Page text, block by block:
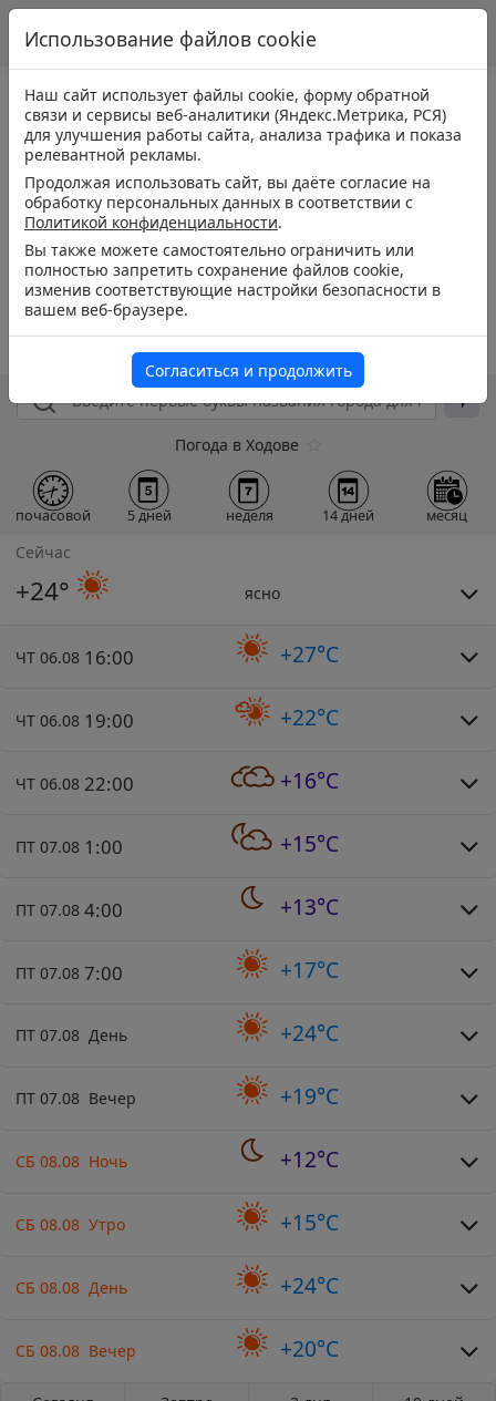
Погода в Ходове
почасовой 5 дней неделя 14 дней месяц
Сейчас
+24° ясно
ЧТ 06.08 16:00 +27°C
ЧТ 06.08 19:00 +22°C
ЧТ 06.08 22:00 +16°C
ПТ 07.08 1:00 +15°C
ПТ 07.08 4:00 +13°C
ПТ 07.08 7:00 +17°C
ПТ 07.08 День +24°C
ПТ 07.08 Вечер +19°C
СБ 08.08 Ночь +12°C
СБ 08.08 Утро +15°C
СБ 08.08 День +24°C
СБ 08.08 Вечер +20°C
Использование файлов cookie
Наш сайт использует файлы cookie, форму обратной
связи и сервисы веб-аналитики (Яндекс.Метрика, РСЯ)
для улучшения работы сайта, анализа трафика и показа
релевантной рекламы.
Продолжая использовать сайт, вы даёте согласие на
обработку персональных данных в соответствии с
Политикой конфиденциальности.
Вы также можете самостоятельно ограничить или
полностью запретить сохранение файлов cookie,
изменив соответствующие настройки безопасности в
вашем веб-браузере.
Согласиться и продолжить